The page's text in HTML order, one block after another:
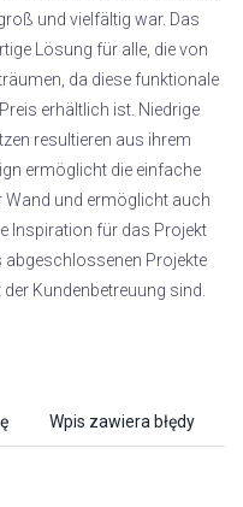
und vielfältig war. Das
Lösung für alle, die von
da diese funktionale
erhältlich ist. Niedrige
resultieren aus ihrem
ermöglicht die einfache
Wand und ermöglicht auch
Inspiration für das Projekt
abgeschlossenen Projekte
Kundenbetreuung sind.
Wpis zawiera błędy